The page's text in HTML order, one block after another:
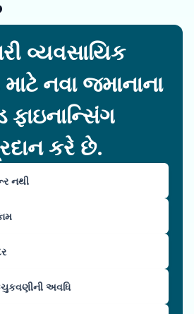
વ્યવસાયિક
નવા જમાનાના
કરે છે.
નથી
અવધિ